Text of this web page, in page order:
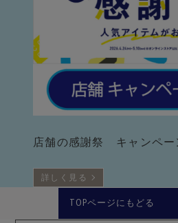
店舗の感謝祭 キャンペー
詳しく見る
TOPページにもどる